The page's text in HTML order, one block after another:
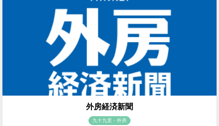
外房経済新聞
九十九里・外房